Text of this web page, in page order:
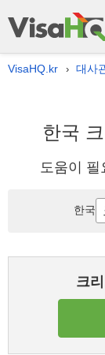
VisaHQ.kr › 대사
한국
도움이 필
크
한국